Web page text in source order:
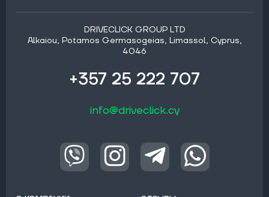
DRIVECLICK GROUP LTD
Alkaiou, Potamos Germasogeias, Limassol, Cyprus,
4046
+357 25 222 707
info@driveclick.cy